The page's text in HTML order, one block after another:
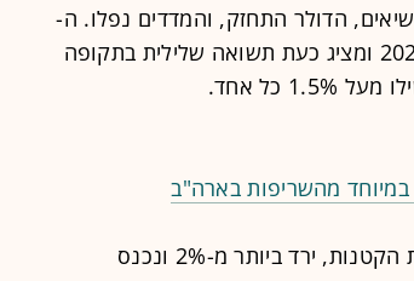
הדולר התחזק, והמדדים נפלו. ה-
S&P 500 מחק את ההישגים שלו מתחילת 2025 ומציג כעת תשואה שלילית בתקופה
כל אחד.
מהשריפות בארה"ב
מדד הראסל 2000, שכולל בתוכו את החברות הקטנות, ירד ביותר מ-2% ונכנס